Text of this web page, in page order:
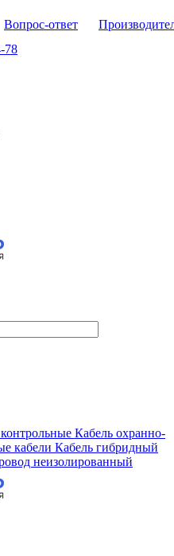
Вопрос-ответ
78
Кабель охранно-
кабели Кабель гибридный
неизолированный